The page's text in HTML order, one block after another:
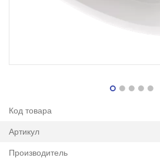
Код товара
Артикул
Производитель